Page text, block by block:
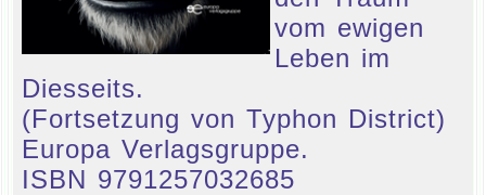
vom ewigen
Leben im
Diesseits.
(Fortsetzung von Typhon District)
Europa Verlagsgruppe.
ISBN 9791257032685